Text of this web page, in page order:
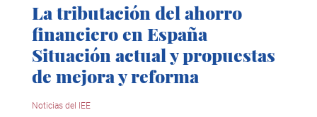
La tributación del ahorro
financiero en España
Situación actual y propuestas
de mejora y reforma
Noticias del IEE